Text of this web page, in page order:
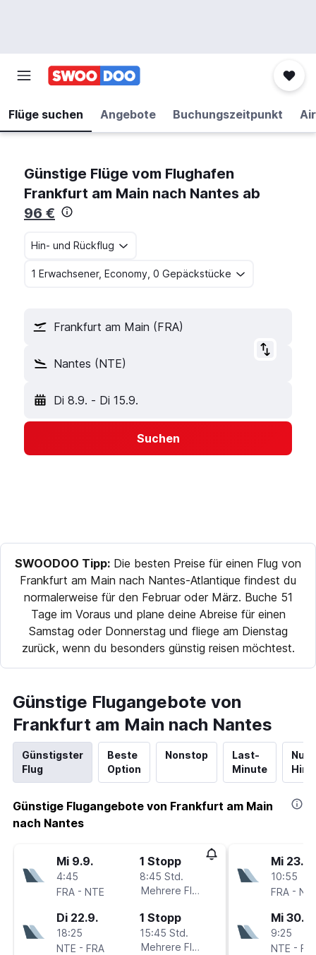
Flüge suchen Angebote Buchungszeitpunkt
Günstige Flüge vom Flughafen
Frankfurt am Main nach Nantes ab
96 €
Hin- und Rückflug
1 Erwachsener, Economy, 0 Gepäckstücke
Frankfurt am Main (FRA)
Nantes (NTE)
Di 8.9. - Di 15.9.
Suchen
SWOODOO Tipp: Die besten Preise für einen Flug von
Frankfurt am Main nach Nantes-Atlantique findest du
normalerweise für den Februar oder März. Buche 51
Tage im Voraus und plane deine Abreise für einen
Samstag oder Donnerstag und fliege am Dienstag
zurück, wenn du besonders günstig reisen möchtest.
Günstige Flugangebote von
Frankfurt am Main nach Nantes
Günstigster
Flug
Beste
Option
Nonstop
Last-
Minute
Nur
Günstige Flugangebote von Frankfurt am Main
nach Nantes
Mi 9.9.
4:45
FRA - NTE
1 Stopp
8:45 Std.
Mehrere Fluglinien
Di 22.9.
18:25
NTE - FRA
1 Stopp
15:45 Std.
Mehrere Fluglinien
Mi 23.9.
10:55
FRA -
Mi 30.9.
9:25
NTE -